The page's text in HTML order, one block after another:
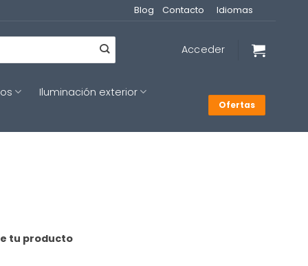
Blog Contacto Idiomas
Acceder
Iluminación exterior
Ofertas
tu producto